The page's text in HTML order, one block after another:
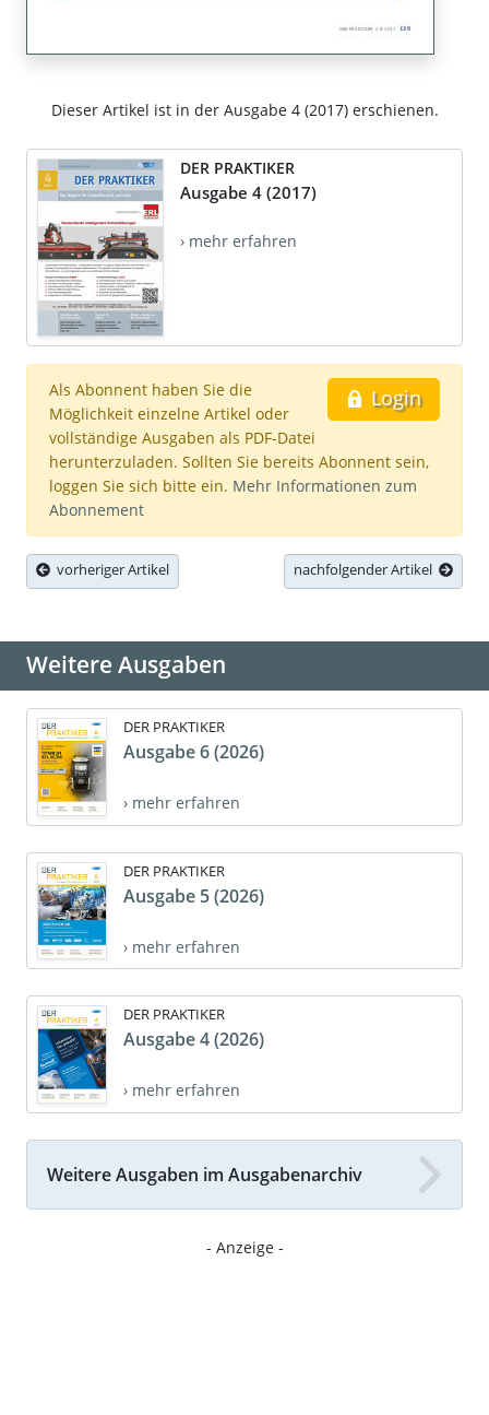
Dieser Artikel ist in der Ausgabe 4 (2017) erschienen.
DER PRAKTIKER
Ausgabe 4 (2017)
› mehr erfahren
Login
Als Abonnent haben Sie die
Möglichkeit einzelne Artikel oder
vollständige Ausgaben als PDF-Datei
herunterzuladen. Sollten Sie bereits Abonnent sein,
loggen Sie sich bitte ein. Mehr Informationen zum
Abonnement
vorheriger Artikel nachfolgender Artikel
Weitere Ausgaben
DER PRAKTIKER
Ausgabe 6 (2026)
› mehr erfahren
DER PRAKTIKER
Ausgabe 5 (2026)
› mehr erfahren
DER PRAKTIKER
Ausgabe 4 (2026)
› mehr erfahren
Weitere Ausgaben im Ausgabenarchiv
- Anzeige -